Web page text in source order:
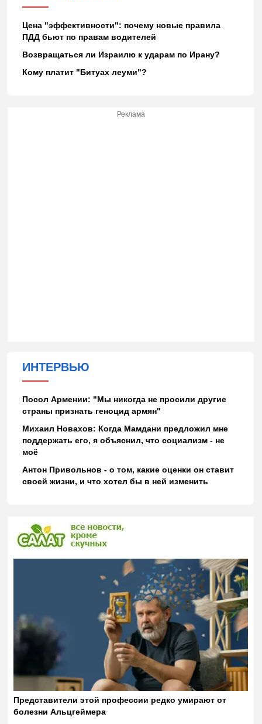
Цена "эффективности": почему новые правила
ПДД бьют по правам водителей
Возвращаться ли Израилю к ударам по Ирану?
Кому платит "Битуах леуми"?
Реклама
ИНТЕРВЬЮ
Посол Армении: "Мы никогда не просили другие
страны признать геноцид армян"
Михаил Новахов: Когда Мамдани предложил мне
поддержать его, я объяснил, что социализм - не
моё
Антон Привольнов - о том, какие оценки он ставит
своей жизни, и что хотел бы в ней изменить